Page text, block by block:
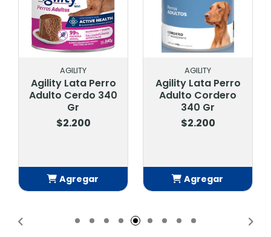
AGILITY
Agility Lata Perro
Adulto Cerdo 340
Gr
$2.200
Agregar
AGILITY
Agility Lata Perro
Adulto Cordero
340 Gr
$2.200
Agregar